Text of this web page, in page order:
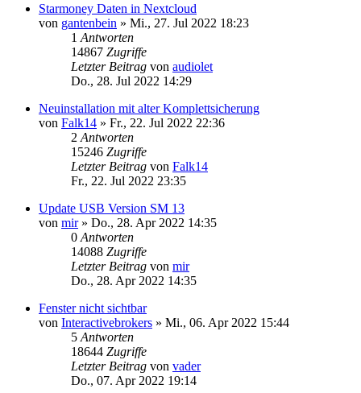
Starmoney Daten in Nextcloud
von gantenbein » Mi., 27. Jul 2022 18:23
1 Antworten
14867 Zugriffe
Letzter Beitrag von audiolet
Do., 28. Jul 2022 14:29
Neuinstallation mit alter Komplettsicherung
von Falk14 » Fr., 22. Jul 2022 22:36
2 Antworten
15246 Zugriffe
Letzter Beitrag von Falk14
Fr., 22. Jul 2022 23:35
Update USB Version SM 13
von mir» Do., 28. Apr 2022 14:35
0 Antworten
14088 Zugriffe
Letzter Beitrag von mir
Do., 28. Apr 2022 14:35
Fenster nicht sichtbar
von Interactivebrokers » Mi., 06. Apr 2022 15:44
5 Antworten
18644 Zugriffe
Letzter Beitrag von vader
Do., 07. Apr 2022 19:14